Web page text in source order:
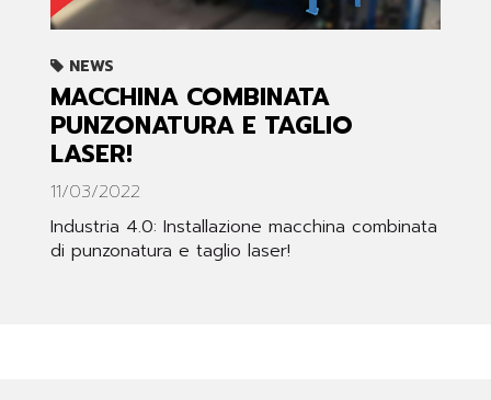
NEWS
MACCHINA COMBINATA
PUNZONATURA E TAGLIO
LASER!
11/03/2022
Industria 4.0: Installazione macchina combinata
di punzonatura e taglio laser!